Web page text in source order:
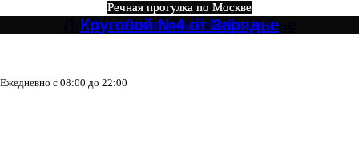
Ежедневно с 08:00 до 22:00
Речная прогулка по Москве
Лагуна, Кристалл от Зарядье
Речная прогулка по Москве
Северный Экспресс №3
Речная прогулка по Москве
Большое путешествие
Речная прогулка по Москве
Музыкальный экспресс
Речная прогулка по Москве
Северный №3
Речная прогулка по Москве
Круговой №4 от Зарядье